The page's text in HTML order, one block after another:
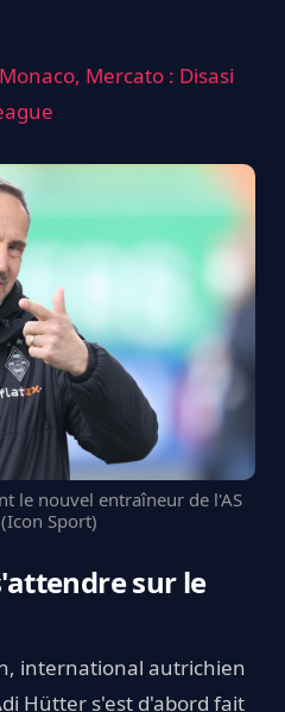
Monaco, Mercato : Disasi
le nouvel entraîneur de l'AS
Sport)
sur le
international autrichien
Hütter s'est d'abord fait